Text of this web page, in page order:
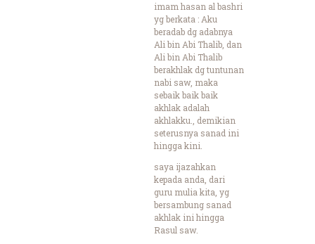
imam hasan al bashri
yg berkata : Aku
beradab dg adabnya
Ali bin Abi Thalib, dan
Ali bin Abi Thalib
berakhlak dg tuntunan
nabi saw, maka
sebaik baik baik
akhlak adalah
akhlakku., demikian
seterusnya sanad ini
hingga kini.
saya ijazahkan
kepada anda, dari
guru mulia kita, yg
bersambung sanad
akhlak ini hingga
Rasul saw.